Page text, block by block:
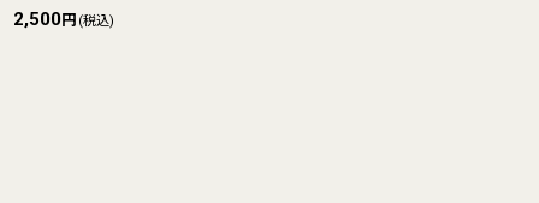
2,500円 (税込)